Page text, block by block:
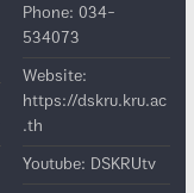
Phone: 034-
534073
Website:
https://dskru.kru.ac
.th
Youtube: DSKRUtv